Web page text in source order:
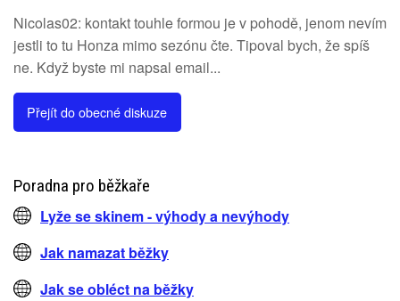
Nicolas02: kontakt touhle formou je v pohodě, jenom nevím
jestli to tu Honza mimo sezónu čte. Tipoval bych, že spíš
ne. Když byste mi napsal email...
Přejít do obecné diskuze
Poradna pro běžkaře
Lyže se skinem - výhody a nevýhody
Jak namazat běžky
Jak se obléct na běžky